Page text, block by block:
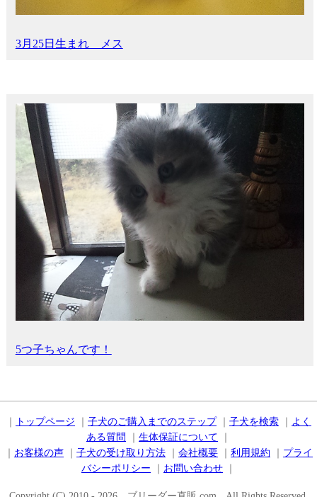
3月25日生まれ メス
5つ子ちゃんです！
トップページ 子犬のご購入までのステップ｜ 子犬を検索
よく
ある質問
生体保証について
お客様の声 子犬の受け取り方法 会社概要 利用規約
プライ
バシーポリシー
お問い合わせ